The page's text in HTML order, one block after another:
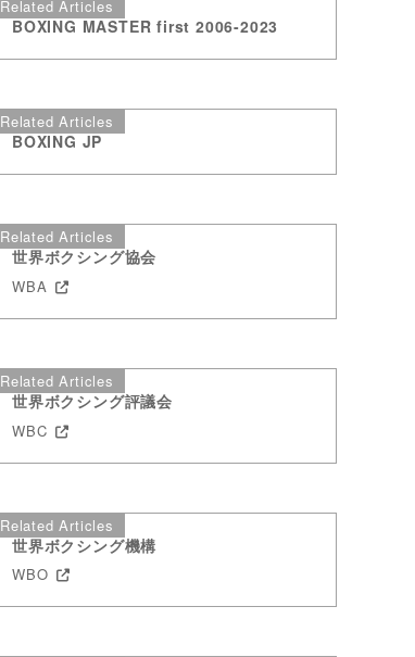
Related Articles
BOXING MASTER first 2006-2023
Related Articles
BOXING JP
Related Articles
世界ボクシング協会
WBA
Related Articles
世界ボクシング評議会
WBC
Related Articles
世界ボクシング機構
WBO